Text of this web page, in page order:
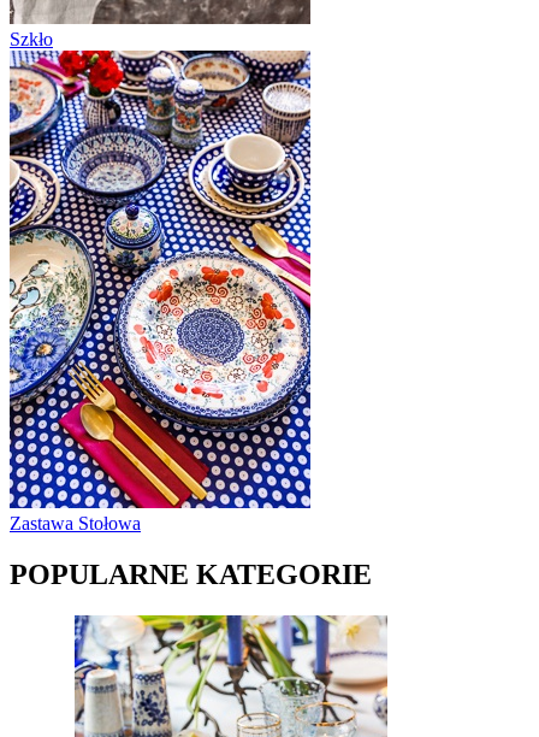
Szkło
Zastawa Stołowa
POPULARNE KATEGORIE